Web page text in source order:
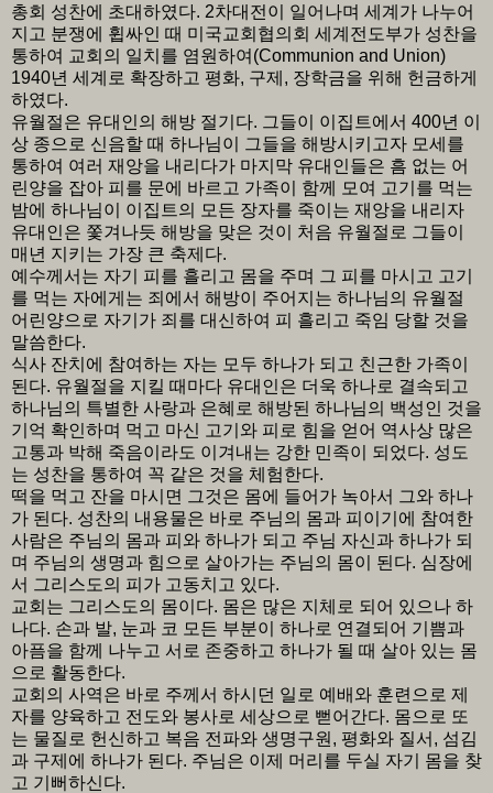
총회 성찬에 초대하였다. 2차대전이 일어나며 세계가 나누어
지고 분쟁에 휩싸인 때 미국교회협의회 세계전도부가 성찬을
통하여 교회의 일치를 염원하여(Communion and Union)
1940년 세계로 확장하고 평화, 구제, 장학금을 위해 헌금하게
하였다.
유월절은 유대인의 해방 절기다. 그들이 이집트에서 400년 이
상 종으로 신음할 때 하나님이 그들을 해방시키고자 모세를
통하여 여러 재앙을 내리다가 마지막 유대인들은 흠 없는 어
린양을 잡아 피를 문에 바르고 가족이 함께 모여 고기를 먹는
밤에 하나님이 이집트의 모든 장자를 죽이는 재앙을 내리자
유대인은 쫓겨나듯 해방을 맞은 것이 처음 유월절로 그들이
매년 지키는 가장 큰 축제다.
예수께서는 자기 피를 흘리고 몸을 주며 그 피를 마시고 고기
를 먹는 자에게는 죄에서 해방이 주어지는 하나님의 유월절
어린양으로 자기가 죄를 대신하여 피 흘리고 죽임 당할 것을
말씀한다.
식사 잔치에 참여하는 자는 모두 하나가 되고 친근한 가족이
된다. 유월절을 지킬 때마다 유대인은 더욱 하나로 결속되고
하나님의 특별한 사랑과 은혜로 해방된 하나님의 백성인 것을
기억 확인하며 먹고 마신 고기와 피로 힘을 얻어 역사상 많은
고통과 박해 죽음이라도 이겨내는 강한 민족이 되었다. 성도
는 성찬을 통하여 꼭 같은 것을 체험한다.
떡을 먹고 잔을 마시면 그것은 몸에 들어가 녹아서 그와 하나
가 된다. 성찬의 내용물은 바로 주님의 몸과 피이기에 참여한
사람은 주님의 몸과 피와 하나가 되고 주님 자신과 하나가 되
며 주님의 생명과 힘으로 살아가는 주님의 몸이 된다. 심장에
서 그리스도의 피가 고동치고 있다.
교회는 그리스도의 몸이다. 몸은 많은 지체로 되어 있으나 하
나다. 손과 발, 눈과 코 모든 부분이 하나로 연결되어 기쁨과
아픔을 함께 나누고 서로 존중하고 하나가 될 때 살아 있는 몸
으로 활동한다.
교회의 사역은 바로 주께서 하시던 일로 예배와 훈련으로 제
자를 양육하고 전도와 봉사로 세상으로 뻗어간다. 몸으로 또
는 물질로 헌신하고 복음 전파와 생명구원, 평화와 질서, 섬김
과 구제에 하나가 된다. 주님은 이제 머리를 두실 자기 몸을 찾
고 기뻐하신다.